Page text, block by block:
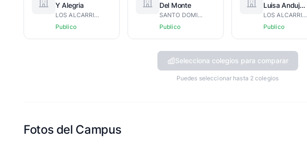
Y Alegria
LOS ALCARRIZOS
Publico
Del Monte
SANTO DOMINGO DE GUZMÁN
Publico
Luisa Andujar
Solano Fe Y
Alegria
LOS ALCARRIZOS
Publico
Selecciona colegios para comparar
Puedes seleccionar hasta 2 colegios
Fotos del Campus